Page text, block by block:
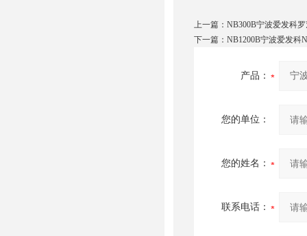
上一篇： NB300B宁波爱发科
下一篇： NB1200B宁波爱发科
产品：
您的单位：
您的姓名：
联系电话：